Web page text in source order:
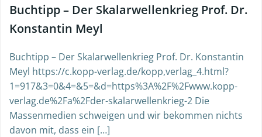
Buchtipp – Der Skalarwellenkrieg Prof. Dr.
Konstantin Meyl
Buchtipp – Der Skalarwellenkrieg Prof. Dr. Konstantin
Meyl https://c.kopp-verlag.de/kopp,verlag_4.html?
1=917&3=0&4=&5=&d=https%3A%2F%2Fwww.kopp-
verlag.de%2Fa%2Fder-skalarwellenkrieg-2 Die
Massenmedien schweigen und wir bekommen nichts
davon mit, dass ein […]